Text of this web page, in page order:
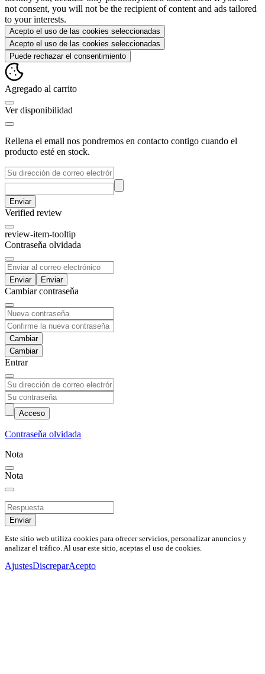
not consent, you will not be the recipient of content and ads tailored
to your interests.
Acepto el uso de las cookies seleccionadas
Acepto el uso de las cookies seleccionadas
Puede rechazar el consentimiento
Agregado al carrito
Ver disponibilidad
Rellena el email nos pondremos en contacto contigo cuando el
producto esté en stock.
Enviar
Verified review
review-item-tooltip
Contraseňa olvidada
Enviar
Cambiar contraseňa
Cambiar
Entrar
Acceso
Contraseňa olvidada
Nota
Nota
Enviar
Este sitio web utiliza cookies para ofrecer servicios, personalizar anuncios y
analizar el tráfico. Al usar este sitio, aceptas el uso de cookies.
AjustesDiscreparAcepto